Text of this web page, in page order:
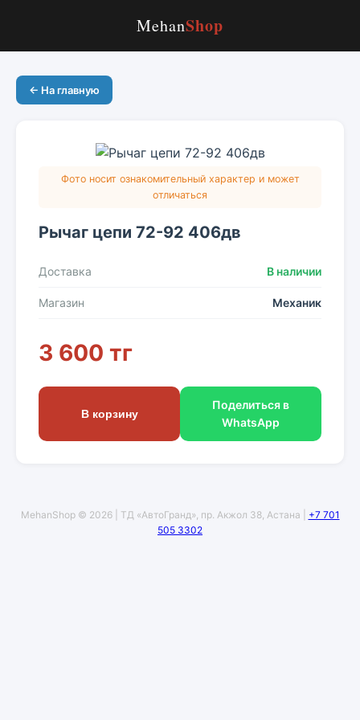
MehanShop
← На главную
Фото носит ознакомительный характер и может
отличаться
Рычаг цепи 72-92 406дв
Доставка В наличии
Магазин Механик
3 600 тг
В корзину
Поделиться в
WhatsApp
MehanShop © 2026 | ТД «АвтоГранд», пр. Акжол 38, Астана | +7 701
505 3302